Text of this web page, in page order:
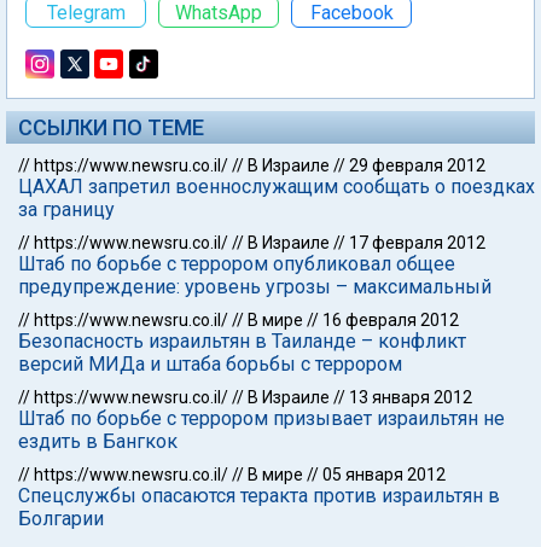
Telegram WhatsApp Facebook
ССЫЛКИ ПО ТЕМЕ
// https://www.newsru.co.il/// В Израиле //29 февраля 2012
ЦАХАЛ запретил военнослужащим сообщать о поездках
за границу
// https://www.newsru.co.il/// В Израиле // 17 февраля 2012
Штаб по борьбе с террором опубликовал общее
предупреждение: уровень угрозы – максимальный
// https://www.newsru.co.il/// В мире // 16 февраля 2012
Безопасность израильтян в Таиланде – конфликт
версий МИДа и штаба борьбы с террором
// https://www.newsru.co.il/// В Израиле // 13 января 2012
Штаб по борьбе с террором призывает израильтян не
ездить в Бангкок
// https://www.newsru.co.il/// В мире //05 января 2012
Спецслужбы опасаются теракта против израильтян в
Болгарии